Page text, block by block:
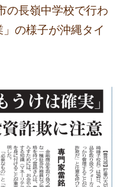
の長嶺中学校で行わ
の様子が沖縄タイ